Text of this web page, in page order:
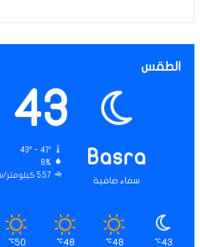
الطقس
Basra
سماء صافية
43
43º - 41º
8%
5.57 كيلومتر/ساعة
43
℃
48
℃
48
℃
50
℃